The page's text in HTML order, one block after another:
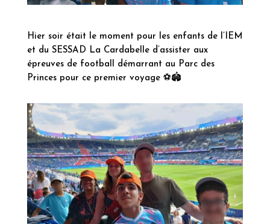
Hier soir était le moment pour les enfants de l’IEM
et du SESSAD La Cardabelle d’assister aux
épreuves de football démarrant au Parc des
Princes pour ce premier voyage ⚽️🏟️